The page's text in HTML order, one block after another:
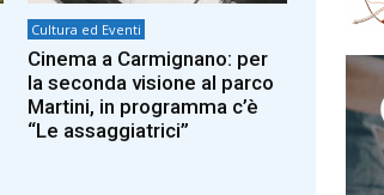
Cultura ed Eventi
Cinema a Carmignano: per
la seconda visione al parco
Martini, in programma c’è
“Le assaggiatrici”